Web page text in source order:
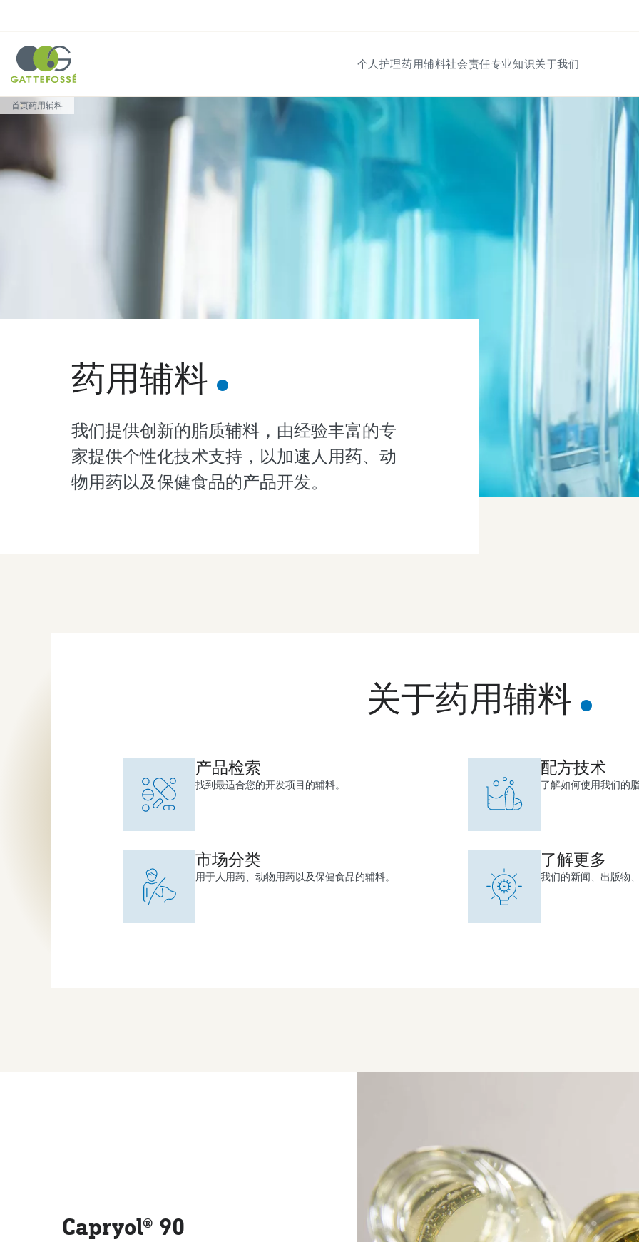
导航
个人护理药用辅料社会责任专业知识关于我们
Breadcrumb
首页药用辅料
药用辅料
我们提供创新的脂质辅料，由经验丰富的专
家提供个性化技术支持，以加速人用药、动
物用药以及保健食品的产品开发。
关于药用辅料
产品检索
找到最适合您的开发项目的辅料。
配方技术
了解如何使用我们的
市场分类
用于人用药、动物用药以及保健食品的辅料。
了解更多
我们的新闻、出版物
Capryol® 90